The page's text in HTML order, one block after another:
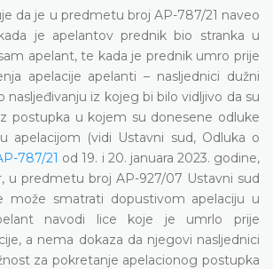
da je u predmetu broj AP-787/21 naveo
je apelantov prednik bio stranka u
apelant, te kada je prednik umro prije
apelacije apelanti – nasljednici dužni
nasljeđivanju iz kojeg bi bilo vidljivo da su
postupka u kojem su donesene odluke
apelacijom (vidi Ustavni sud, Odluka o
787/21 od 19. i 20. januara 2023. godine,
u predmetu broj AP-927/07 Ustavni sud
može smatrati dopustivom apelaciju u
navodi lice koje je umrlo prije
a nema dokaza da njegovi nasljednici
za pokretanje apelacionog postupka